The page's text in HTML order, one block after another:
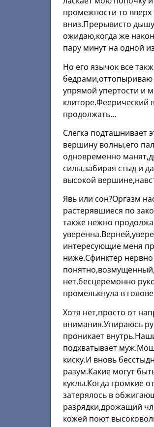
промежности то
вниз.Прерывисто
ожидаю,когда же
пару минут на одной
Но его язычок все
бедрами,оттопыриваю
упрямой упертости и
продолжать…
Слегка подташнивает
вершину волны,его
одновременно
силы,забирая стыд и
высокой
Явь или сон?Оргазм
растерявшиеся по
также нежно
интересующие меня
ниже.Сфинктер
нет,бесцеремонно
промелькнула в
Хотя нет,просто от
внимания.Упираюсь
проникает
подхватывает
киску.И вновь
разум.Какие могут
куклы.Когда громкие
затерялось в
разрядки,дрожащий
кожей поют